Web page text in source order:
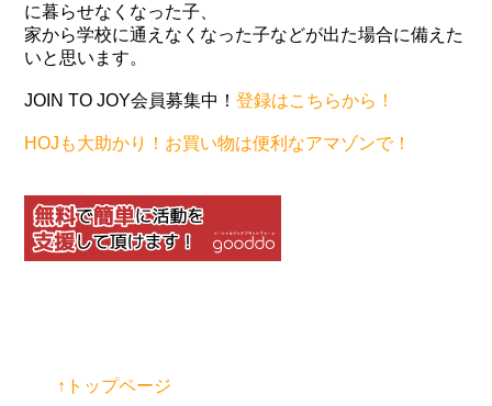
に暮らせなくなった子、
家から学校に通えなくなった子などが出た場合に備えた
いと思います。
JOIN TO JOY会員募集中！登録はこちらから！
HOJも大助かり！お買い物は便利なアマゾンで！
↑トップページ